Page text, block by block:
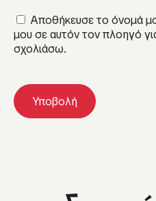
Αποθήκευσε το όνομά
μου σε αυτόν τον πλοηγό
σχολιάσω.